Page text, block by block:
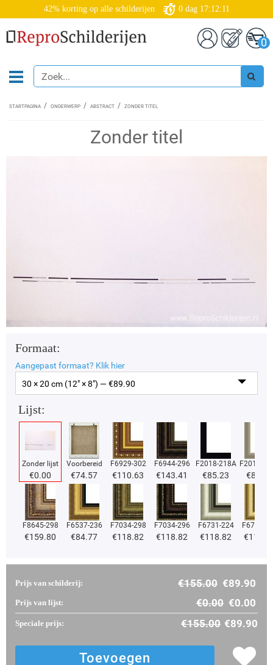
42% korting op alle schilderijen 0 dag 17:12:11
0
STARTPAGINA ONDERWERP ABSTRACT ZONDER TITEL
Zonder titel
Formaat:
Aangepast formaat? Klik hier
30 × 20 cm (12" × 8") — €89.90
Lijst:
Zonder lijst
€0.00
Voorbereid
€74.57
F6929-302
€110.63
F6944-296
€143.41
F2018-218A
€85.23
F2018-
€85.23
F8645-298
€159.80
F6537-236
€84.77
F7034-298
€118.82
F7034-296
€118.82
F6731-224
€118.82
F6731-
€
Prijs van schilderij: €155.00 €89.90
Prijs van lijst: €0.00 €0.00
Speciale prijs: €155.00 €89.90